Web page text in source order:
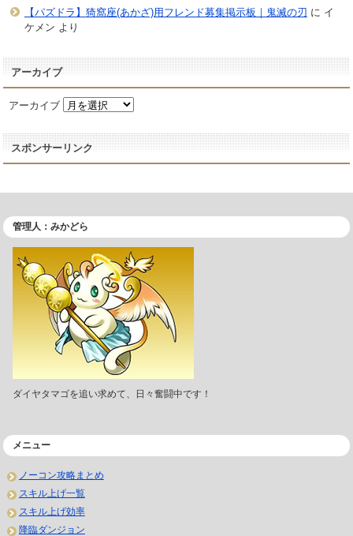
【パズドラ】猗窩座(あかざ)用フレンド募集掲示板｜鬼滅の刃 に イ
ケメン より
アーカイブ
アーカイブ
スポンサーリンク
管理人：みかどら
ダイヤタマゴを追い求めて、日々奮闘中です！
メニュー
ノーコン攻略まとめ
スキル上げ一覧
スキル上げ効率
降臨ダンジョン